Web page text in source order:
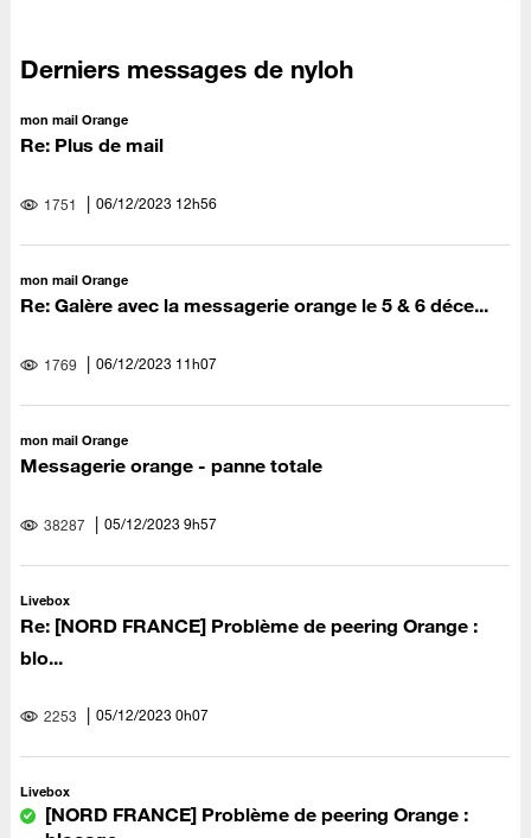
Derniers messages de nyloh
mon mail Orange
Re: Plus de mail
1751 ‎06/12/2023 12h56
mon mail Orange
Re: Galère avec la messagerie orange le 5 & 6 déce...
1769 ‎06/12/2023 11h07
mon mail Orange
Messagerie orange - panne totale
38287 ‎05/12/2023 9h57
Livebox
Re: [NORD FRANCE] Problème de peering Orange :
blo...
2253 ‎05/12/2023 0h07
Livebox
[NORD FRANCE] Problème de peering Orange :